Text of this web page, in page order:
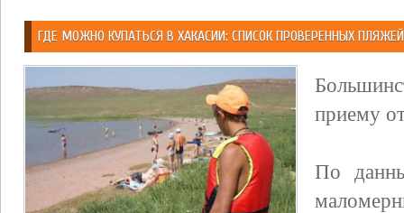
ГДЕ МОЖНО КУПАТЬСЯ В ХАКАСИИ: СПИСОК ПРОВЕРЕННЫХ ПЛЯЖЕЙ
приему
По